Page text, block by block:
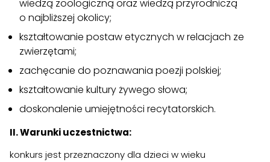
wiedzą zoologiczną oraz wiedzą przyrodniczą
o najbliższej okolicy;
kształtowanie postaw etycznych w relacjach ze
zwierzętami;
zachęcanie do poznawania poezji polskiej;
kształtowanie kultury żywego słowa;
doskonalenie umiejętności recytatorskich.
II. Warunki uczestnictwa:
konkurs jest przeznaczony dla dzieci w wieku